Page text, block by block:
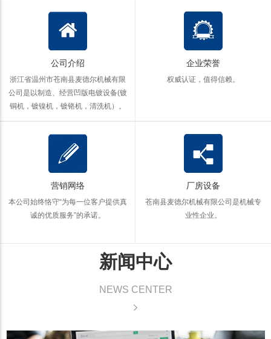
公司介绍
浙江省温州市苍南县麦德尔机械有限
公司是以制造、经营凹版电镀设备(镀
铜机，镀镍机，镀铬机，清洗机）。
企业荣誉
权威认证，值得信赖。
营销网络
本公司始终恪守“为每一位客户提供真
诚的优质服务”的承诺。
厂房设备
苍南县麦德尔机械有限公司是机械专
业性企业。
新闻中心
NEWS CENTER